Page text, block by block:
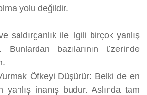
yolu değildir.
saldırganlık ile ilgili birçok yanlış
Bunlardan bazılarının üzerinde
Öfkeyi Düşürür: Belki de en
yanlış inanış budur. Aslında tam